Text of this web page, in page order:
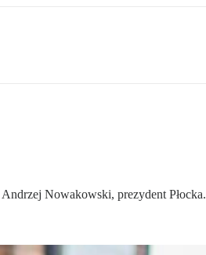
Nowakowski, prezydent Płocka.